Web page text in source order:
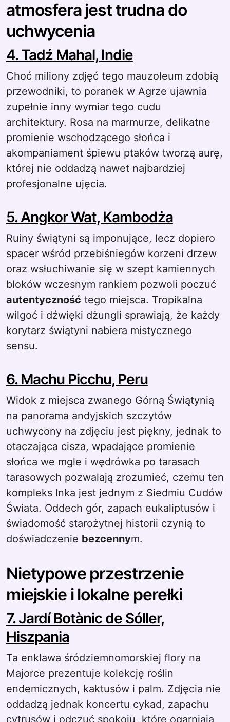
atmosfera jest trudna do
uchwycenia
4. Tadź Mahal, Indie
Choć miliony zdjęć tego mauzoleum zdobią
przewodniki, to poranek w Agrze ujawnia
zupełnie inny wymiar tego cudu
architektury. Rosa na marmurze, delikatne
promienie wschodzącego słońca i
akompaniament śpiewu ptaków tworzą aurę,
której nie oddadzą nawet najbardziej
profesjonalne ujęcia.
5. Angkor Wat, Kambodża
Ruiny świątyni są imponujące, lecz dopiero
spacer wśród przebiśniegów korzeni drzew
oraz wsłuchiwanie się w szept kamiennych
bloków wczesnym rankiem pozwoli poczuć
autentyczność tego miejsca. Tropikalna
wilgoć i dźwięki dżungli sprawiają, że każdy
korytarz świątyni nabiera mistycznego
sensu.
6. Machu Picchu, Peru
Widok z miejsca zwanego Górną Świątynią
na panorama andyjskich szczytów
uchwycony na zdjęciu jest piękny, jednak to
otaczająca cisza, wpadające promienie
słońca we mgle i wędrówka po tarasach
tarasowych pozwalają zrozumieć, czemu ten
kompleks Inka jest jednym z Siedmiu Cudów
Świata. Oddech gór, zapach eukaliptusów i
świadomość starożytnej historii czynią to
doświadczenie bezcennym.
Nietypowe przestrzenie
miejskie i lokalne perełki
7. Jardí Botànic de Sóller,
Hiszpania
Ta enklawa śródziemnomorskiej flory na
Majorce prezentuje kolekcję roślin
endemicznych, kaktusów i palm. Zdjęcia nie
oddadzą jednak koncertu cykad, zapachu
cytrusów i odczuć spokoju, które ogarniają